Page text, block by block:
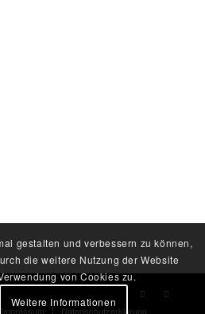
Impressum Datenschutzerklärung
gestalten und verbessern zu können,
die weitere Nutzung der Website
von Cookies zu.
Weitere Informationen